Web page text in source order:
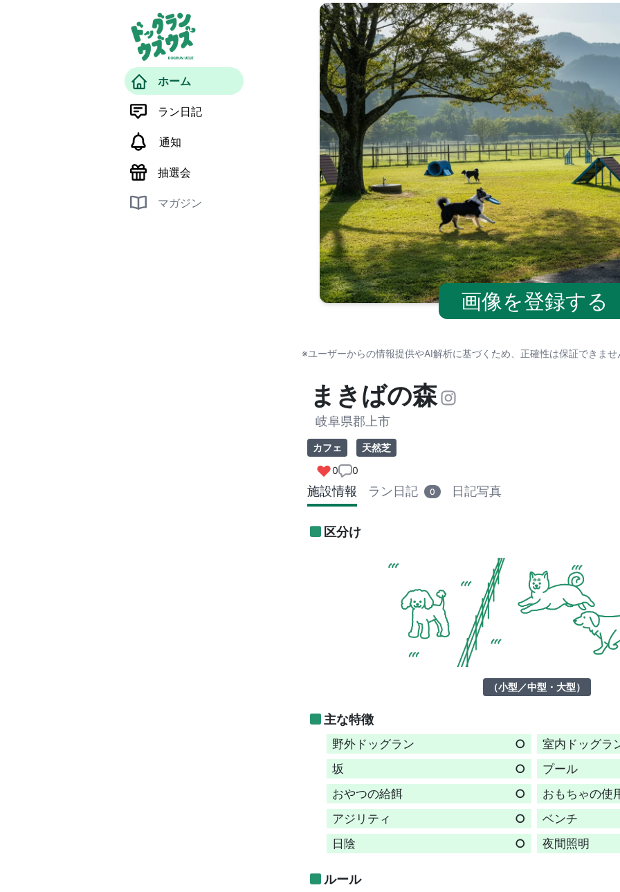
ホーム
ラン日記
通知
抽選会
マガジン
画像を登録する
※ユーザーからの情報提供やAI解析に基づくため、正確性は保証できませ
まきばの森
岐阜県郡上市
カフェ
天然芝
0
0
施設情報 ラン日記 0 日記写真
区分け
（小型／中型・大型）
主な特徴
野外ドッグラン ○ 室内ドッグラ
坂
○ プール
おやつの給餌
○ おもちゃの使
アジリティ
○ ベンチ
日陰
○ 夜間照明
ルール